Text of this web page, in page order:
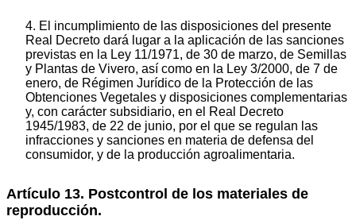
4. El incumplimiento de las disposiciones del presente
Real Decreto dará lugar a la aplicación de las sanciones
previstas en la Ley 11/1971, de 30 de marzo, de Semillas
y Plantas de Vivero, así como en la Ley 3/2000, de 7 de
enero, de Régimen Jurídico de la Protección de las
Obtenciones Vegetales y disposiciones complementarias
y, con carácter subsidiario, en el Real Decreto
1945/1983, de 22 de junio, por el que se regulan las
infracciones y sanciones en materia de defensa del
consumidor, y de la producción agroalimentaria.
Artículo 13. Postcontrol de los materiales de
reproducción.